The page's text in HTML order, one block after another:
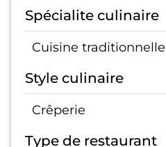
Spécialite culinaire
Cuisine traditionnelle
Style culinaire
Crêperie
Type de restaurant